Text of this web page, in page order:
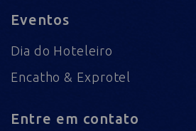
Eventos
Dia do Hoteleiro
Encatho & Exprotel
Entre em contato